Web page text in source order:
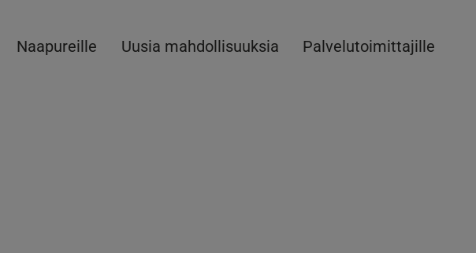
Naapureille Uusia mahdollisuuksia Palvelu­toimittajille